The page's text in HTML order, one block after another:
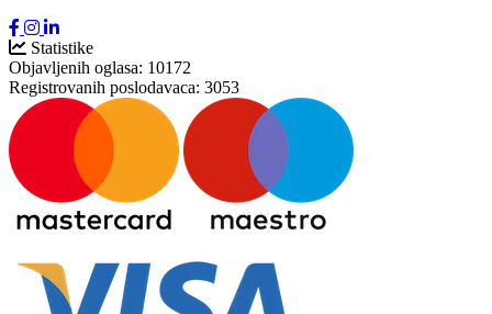
Statistike
Objavljenih oglasa: 10172
Registrovanih poslodavaca: 3053